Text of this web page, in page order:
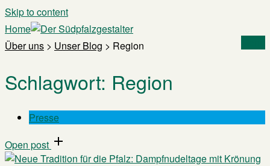
Skip to content
Home
Über uns > Unser Blog > Region
Schlagwort: Region
Presse
Open post